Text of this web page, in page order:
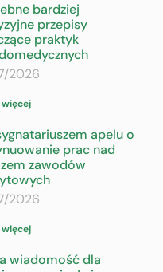
bardziej
przepisy
praktyk
2026
apelu o
prac nad
zawodów
2026
wiadomość dla